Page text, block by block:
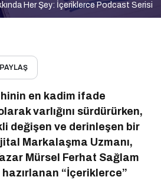
Her Şey: İçeriklerce Podcast Serisi
PAYLAŞ
en kadim ifade
varlığını sürdürürken,
değişen ve derinleşen bir
Markalaşma Uzmanı,
Mürsel Ferhat Sağlam
“İçeriklerce”